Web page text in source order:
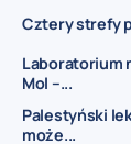
Cztery strefy
Laboratorium
Mol –...
Palestyński
może...